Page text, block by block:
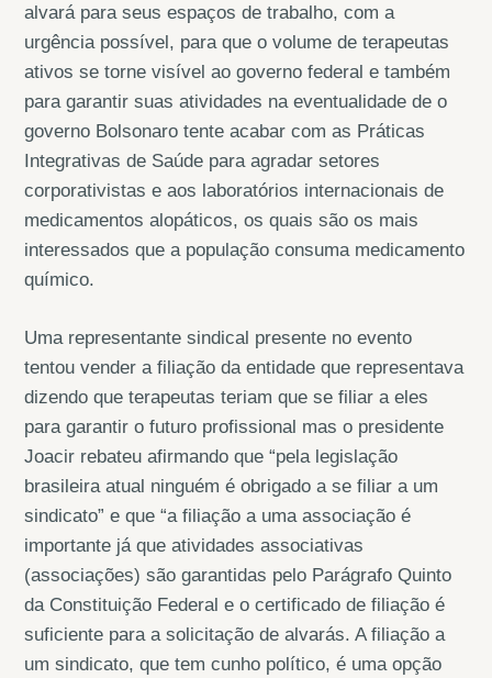
alvará para seus espaços de trabalho, com a
urgência possível, para que o volume de terapeutas
ativos se torne visível ao governo federal e também
para garantir suas atividades na eventualidade de o
governo Bolsonaro tente acabar com as Práticas
Integrativas de Saúde para agradar setores
corporativistas e aos laboratórios internacionais de
medicamentos alopáticos, os quais são os mais
interessados que a população consuma medicamento
químico.
Uma representante sindical presente no evento
tentou vender a filiação da entidade que representava
dizendo que terapeutas teriam que se filiar a eles
para garantir o futuro profissional mas o presidente
Joacir rebateu afirmando que “pela legislação
brasileira atual ninguém é obrigado a se filiar a um
sindicato” e que “a filiação a uma associação é
importante já que atividades associativas
(associações) são garantidas pelo Parágrafo Quinto
da Constituição Federal e o certificado de filiação é
suficiente para a solicitação de alvarás. A filiação a
um sindicato, que tem cunho político, é uma opção